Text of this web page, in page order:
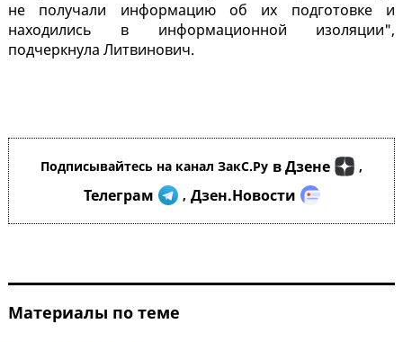
не получали информацию об их подготовке и
находились в информационной изоляции",
подчеркнула Литвинович.
Подписывайтесь на канал ЗакС.Ру в Дзене ,
Телеграм , Дзен.Новости
Материалы по теме